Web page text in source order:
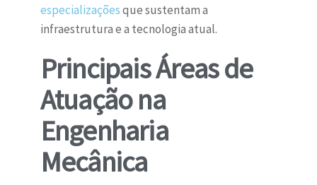
especializaçõesque sustentam a
infraestrutura e a tecnologia atual.
Principais Áreas de
Atuação na
Engenharia
Mecânica